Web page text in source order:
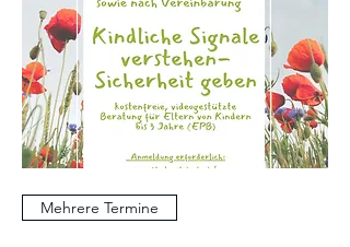
Mehrere Termine